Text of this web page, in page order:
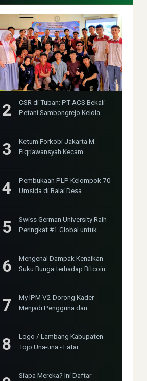
CSR di Tuban: PT ACS Bekali
Petani Sambongrejo Kelola
Ketum Forkobi Jakarta M.
Fiqriawansyah Kecam
Bima Jakarta
Pembukaan PLP Kelompok 70
Umsida di Balai Desa
Swiss German University Raih
Peringkat #1 Global untuk
Mengenal Dampak Kenaikan
Suku Bunga terhadap Bitcoin
My IPM V2 Dorong Kader
Menjadi Pengguna dan
Logo / Lambang Kabupaten
Tojo Una-una - Latar
Siapa Mereka? Ini Daftar